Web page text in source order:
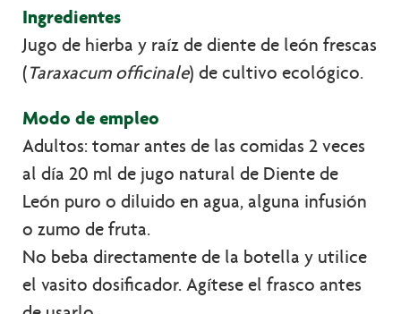
Ingredientes
Jugo de hierba y raíz de diente de león frescas
(Taraxacum officinale) de cultivo ecológico.
Modo de empleo
Adultos: tomar antes de las comidas 2 veces
al día 20 ml de jugo natural de Diente de
León puro o diluido en agua, alguna infusión
o zumo de fruta.
No beba directamente de la botella y utilice
el vasito dosificador. Agítese el frasco antes